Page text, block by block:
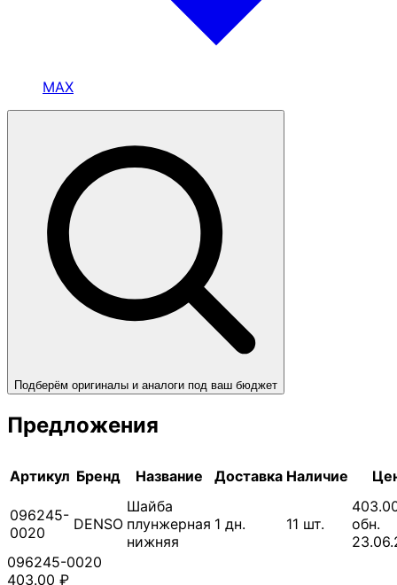
MAX
Подберём оригиналы и аналоги под ваш бюджет
Предложения
Артикул Бренд Название Доставка Наличие
096245-
0020
DENSO
Шайба
плунжерная
нижняя
1 дн. 11 шт.
обн.
096245-0020
403.00 ₽